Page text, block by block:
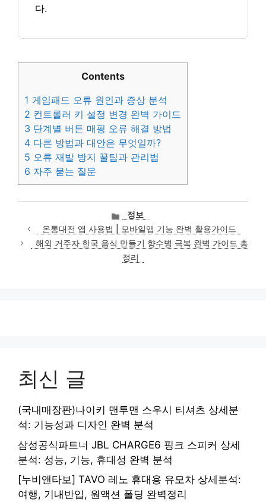
다.
Contents
1 게임패드 오류 원인과 증상 분석
2 컨트롤러 키 설정 변경 완벽 가이드
3 단계별 버튼 매핑 오류 해결 방법
4 다른 방법과 대안은 무엇일까?
5 오류 재발 방지 꿀팁과 관리법
6 자주 묻는 질문
카
테
고
리
정보
온통대전 앱 사용법 | 모바일앱 기능 완벽 활용가이드
해외 거주자 한국 음식 만들기 향수병 극복 완벽 가이드 총
정리
최신 글
(국내매장판)나이키 맨투맨 스우시 티셔츠 상세분
석: 기능성과 디자인 완벽 분석
삼성공식파트너 JBL CHARGE6 핑크 스피커 상세
분석: 성능, 기능, 휴대성 완벽 분석
[누비앤타보] TAVO 레노 휴대용 유모차 상세분석:
여행, 기내반입, 원액션 폴딩 완벽정리